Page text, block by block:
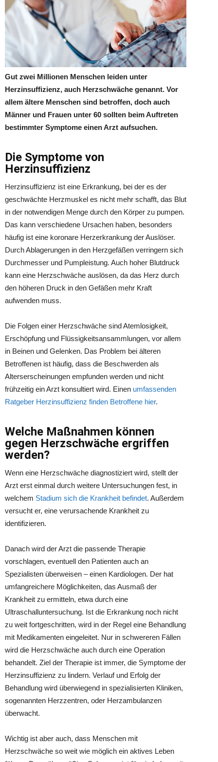
Gut zwei Millionen Menschen leiden unter
Herzinsuffizienz, auch Herzschwäche genannt. Vor
allem ältere Menschen sind betroffen, doch auch
Männer und Frauen unter 60 sollten beim Auftreten
bestimmter Symptome einen Arzt aufsuchen.
Die Symptome von
Herzinsuffizienz
Herzinsuffizienz ist eine Erkrankung, bei der es der
geschwächte Herzmuskel es nicht mehr schafft, das Blut
in der notwendigen Menge durch den Körper zu pumpen.
Das kann verschiedene Ursachen haben, besonders
häufig ist eine koronare Herzerkrankung der Auslöser.
Durch Ablagerungen in den Herzgefäßen verringern sich
Durchmesser und Pumpleistung. Auch hoher Blutdruck
kann eine Herzschwäche auslösen, da das Herz durch
den höheren Druck in den Gefäßen mehr Kraft
aufwenden muss.
Die Folgen einer Herzschwäche sind Atemlosigkeit,
Erschöpfung und Flüssigkeitsansammlungen, vor allem
in Beinen und Gelenken. Das Problem bei älteren
Betroffenen ist häufig, dass die Beschwerden als
Alterserscheinungen empfunden werden und nicht
frühzeitig ein Arzt konsultiert wird. Einen umfassenden
Ratgeber Herzinsuffizienz finden Betroffene hier.
Welche Maßnahmen können
gegen Herzschwäche ergriffen
werden?
Wenn eine Herzschwäche diagnostiziert wird, stellt der
Arzt erst einmal durch weitere Untersuchungen fest, in
welchem Stadium sich die Krankheit befindet. Außerdem
versucht er, eine verursachende Krankheit zu
identifizieren.
Danach wird der Arzt die passende Therapie
vorschlagen, eventuell den Patienten auch an
Spezialisten überweisen – einen Kardiologen. Der hat
umfangreichere Möglichkeiten, das Ausmaß der
Krankheit zu ermitteln, etwa durch eine
Ultraschalluntersuchung. Ist die Erkrankung noch nicht
zu weit fortgeschritten, wird in der Regel eine Behandlung
mit Medikamenten eingeleitet. Nur in schwereren Fällen
wird die Herzschwäche auch durch eine Operation
behandelt. Ziel der Therapie ist immer, die Symptome der
Herzinsuffizienz zu lindern. Verlauf und Erfolg der
Behandlung wird überwiegend in spezialisierten Kliniken,
sogenannten Herzzentren, oder Herzambulanzen
überwacht.
Wichtig ist aber auch, dass Menschen mit
Herzschwäche so weit wie möglich ein aktives Leben